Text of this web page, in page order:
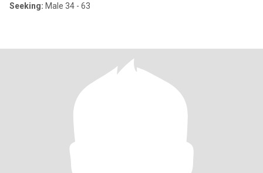
Seeking: Male 34 - 63